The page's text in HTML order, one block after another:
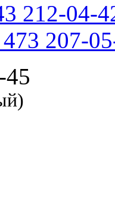
212-04-
207-
45